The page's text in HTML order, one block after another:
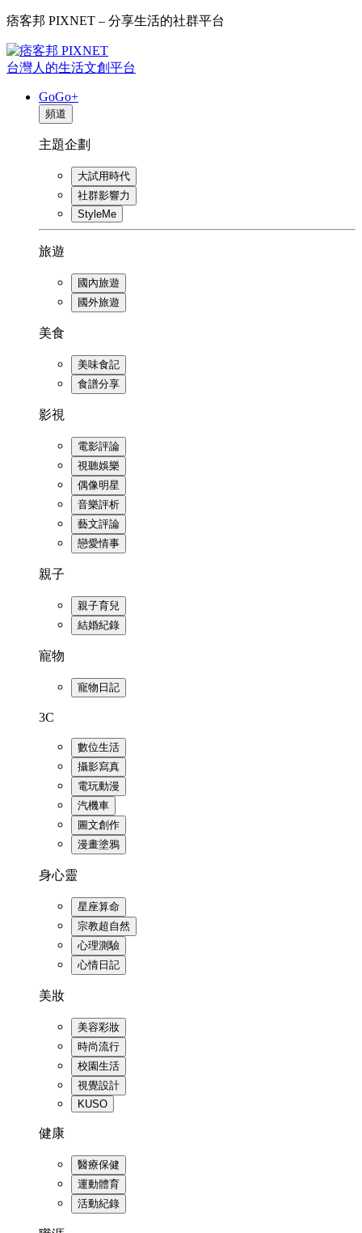
痞客邦 PIXNET – 分享生活的社群平台
台灣人的生活文創平台
GoGo+
頻道
主題企劃
大試用時代
社群影響力
StyleMe
旅遊
國內旅遊
國外旅遊
美食
美味食記
食譜分享
影視
電影評論
視聽娛樂
偶像明星
音樂評析
藝文評論
戀愛情事
親子
親子育兒
結婚紀錄
寵物
寵物日記
3C
數位生活
攝影寫真
電玩動漫
汽機車
圖文創作
漫畫塗鴉
身心靈
星座算命
宗教超自然
心理測驗
心情日記
美妝
美容彩妝
時尚流行
校園生活
視覺設計
KUSO
健康
醫療保健
運動體育
活動紀錄